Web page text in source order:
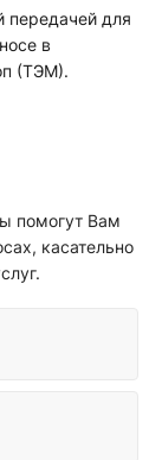
передачей для
в
(ТЭМ).
помогут Вам
касательно